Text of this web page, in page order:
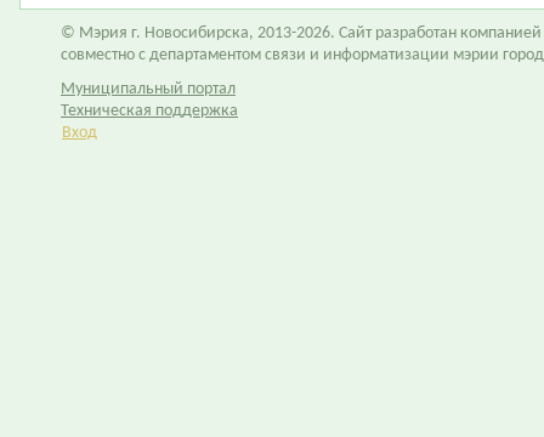
© Мэрия г. Новосибирска, 2013-2026. Сайт разработан компанией
совместно с департаментом связи и информатизации мэрии
Муниципальный портал
Техническая поддержка
Вход